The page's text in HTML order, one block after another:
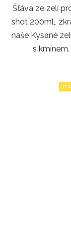
Šťáva ze zelí
shot 200ml,,
naše Kysané
s